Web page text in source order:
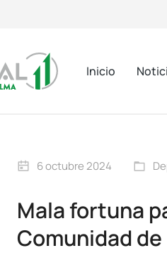
Inicio
6 octubre 2024
Mala fortuna
Comunidad